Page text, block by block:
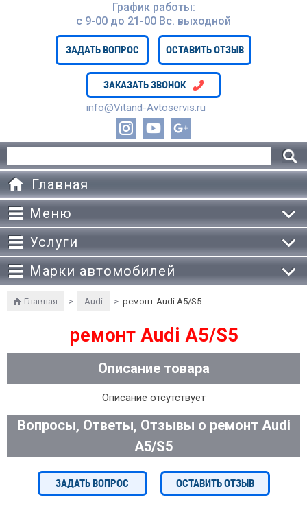
График работы:
с 9-00 до 21-00 Вc. выходной
ЗАДАТЬ ВОПРОС ОСТАВИТЬ ОТЗЫВ
ЗАКАЗАТЬ ЗВОНОК
info@Vitand-Avtoservis.ru
Главная
Меню
Услуги
Марки автомобилей
Главная > Audi > ремонт Audi A5/S5
ремонт Audi A5/S5
Описание товара
Описание отсутствует
Вопросы, Ответы, Отзывы о ремонт Audi
A5/S5
ЗАДАТЬ ВОПРОС ОСТАВИТЬ ОТЗЫВ